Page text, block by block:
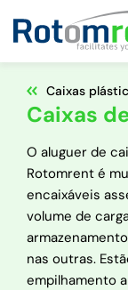
Caixas
Caixas
O aluguer de
Rotomrent é
encaixáveis
volume de
nas outras.
empilhamento